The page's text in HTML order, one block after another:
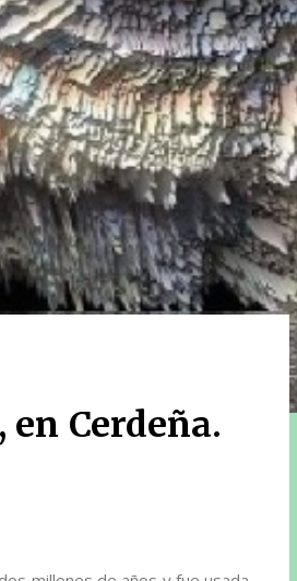
en Cerdeña.